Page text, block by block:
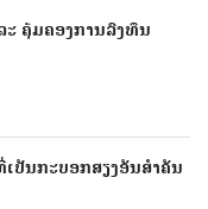
ະ ຄຸ້ມຄອງການລົງທຶນ
ປັນກະບອກສຽງອັນສຳຄັນ